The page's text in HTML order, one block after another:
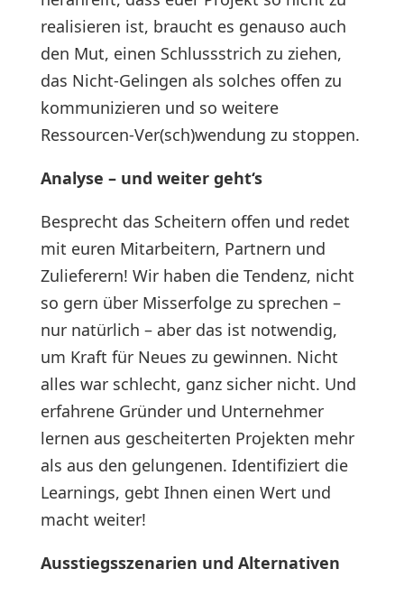
realisieren ist, braucht es genauso auch
den Mut, einen Schlussstrich zu ziehen,
das Nicht-Gelingen als solches offen zu
kommunizieren und so weitere
Ressourcen-Ver(sch)wendung zu stoppen.
Analyse – und weiter geht‘s
Besprecht das Scheitern offen und redet
mit euren Mitarbeitern, Partnern und
Zulieferern! Wir haben die Tendenz, nicht
so gern über Misserfolge zu sprechen –
nur natürlich – aber das ist notwendig,
um Kraft für Neues zu gewinnen. Nicht
alles war schlecht, ganz sicher nicht. Und
erfahrene Gründer und Unternehmer
lernen aus gescheiterten Projekten mehr
als aus den gelungenen. Identifiziert die
Learnings, gebt Ihnen einen Wert und
macht weiter!
Ausstiegsszenarien und Alternativen